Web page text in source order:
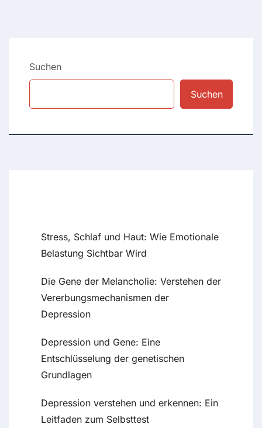
Suchen
Suchen
Stress, Schlaf und Haut: Wie Emotionale
Belastung Sichtbar Wird
Die Gene der Melancholie: Verstehen der
Vererbungsmechanismen der
Depression
Depression und Gene: Eine
Entschlüsselung der genetischen
Grundlagen
Depression verstehen und erkennen: Ein
Leitfaden zum Selbsttest